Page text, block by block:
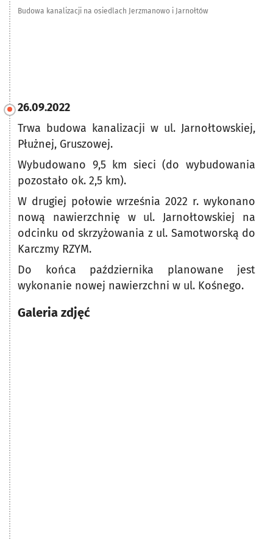
Budowa kanalizacji na osiedlach Jerzmanowo i Jarnołtów
26.09.2022
Trwa budowa kanalizacji w ul. Jarnołtowskiej,
Płużnej, Gruszowej.
Wybudowano 9,5 km sieci (do wybudowania
pozostało ok. 2,5 km).
W drugiej połowie września 2022 r. wykonano
nową nawierzchnię w ul. Jarnołtowskiej na
odcinku od skrzyżowania z ul. Samotworską do
Karczmy RZYM.
Do końca października planowane jest
wykonanie nowej nawierzchni w ul. Kośnego.
Galeria zdjęć